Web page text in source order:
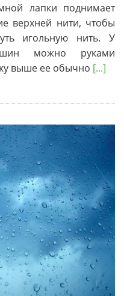
лапки поднимает
верхней нити, чтобы
игольную нить. У
можно руками
выше ее обычно [...]